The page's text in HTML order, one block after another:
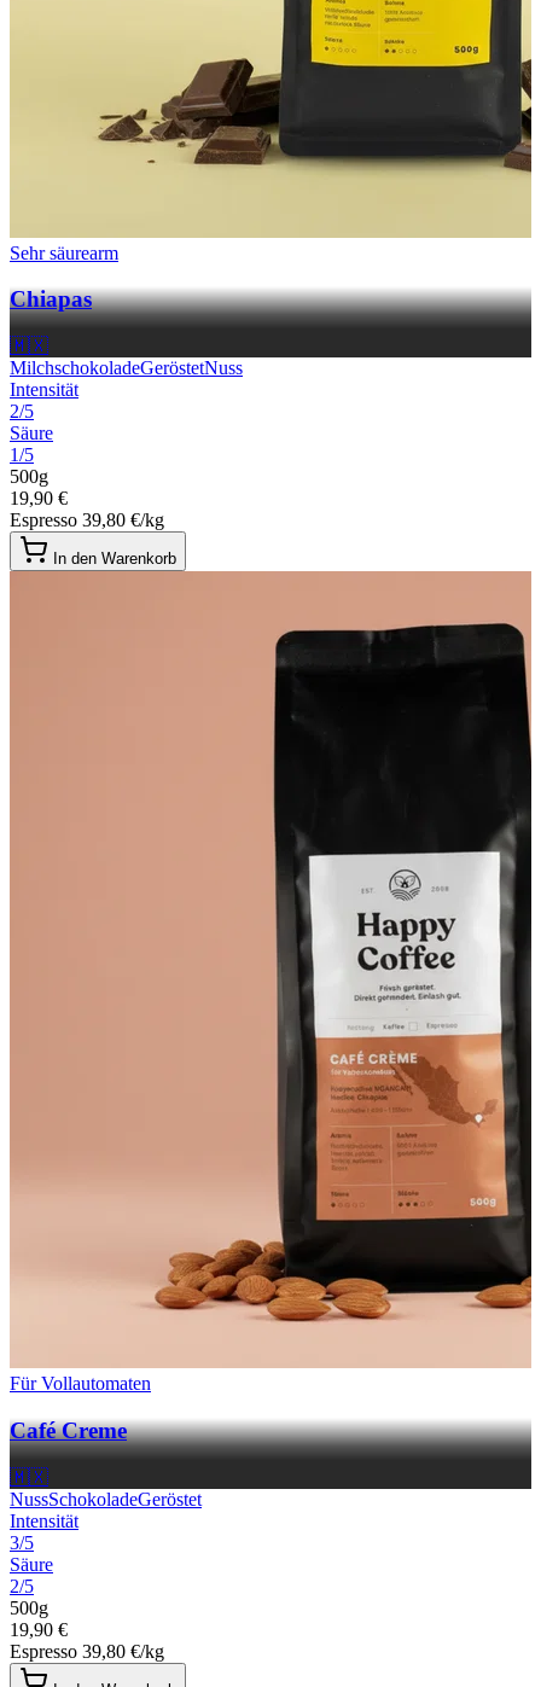
Sehr säurearm
Chiapas
🇲🇽
MilchschokoladeGeröstetNuss
Intensität
2/5
Säure
1/5
500g
19,90 €
Espresso 39,80 €/kg
In den Warenkorb
Für Vollautomaten
Café Creme
🇲🇽
NussSchokoladeGeröstet
Intensität
3/5
Säure
2/5
500g
19,90 €
Espresso 39,80 €/kg